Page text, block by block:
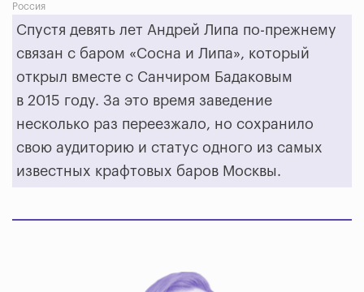
Россия
Спустя девять лет Андрей Липа по-прежнему
связан с баром «Сосна и Липа», который
открыл вместе с Санчиром Бадаковым
в 2015 году. За это время заведение
несколько раз переезжало, но сохранило
свою аудиторию и статус одного из самых
известных крафтовых баров Москвы.